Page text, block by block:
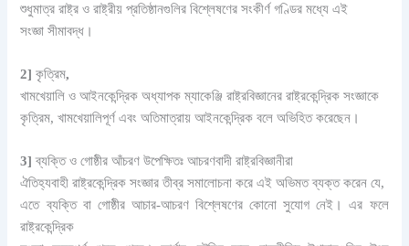
শুধুমাত্র রাষ্ট্র ও রাষ্ট্রীয় প্রতিষ্ঠানগুলির বিশ্লেষণের সংকীর্ণ গণ্ডির মধ্যে এই
সংজ্ঞা সীমাবদ্ধ।
2]কৃত্রিম,
খামখেয়ালি ও আইনকেন্দ্রিক অধ্যাপক ম্যাকেঞ্জি রাষ্ট্রবিজ্ঞানের রাষ্ট্রকেন্দ্রিক সংজ্ঞাকে
কৃত্রিম, খামখেয়ালিপূর্ণ এবং অতিমাত্রায় আইনকেন্দ্রিক বলে অভিহিত করেছেন।
3] ব্যক্তি ও গােষ্ঠীর আঁচরণ উপেক্ষিতঃ আচরণবাদী রাষ্ট্রবিজ্ঞানীরা
ঐতিহ্যবাহী রাষ্ট্রকেন্দ্রিক সংজ্ঞার তীব্র সমালোচনা করে এই অভিমত ব্যক্ত করেন যে,
এতে ব্যক্তি বা গােষ্ঠীর আচার-আচরণ বিশ্লেষণের কোনো সুযোগ নেই। এর ফলে
রাষ্ট্রকেন্দ্রিক